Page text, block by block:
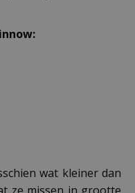
wat kleiner dan